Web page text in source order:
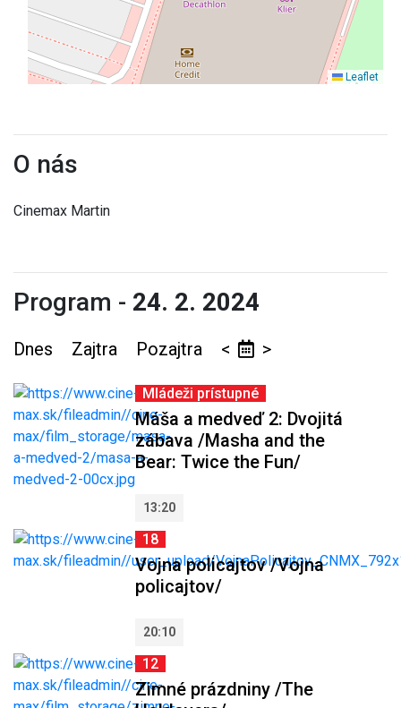
Leaflet
O nás
Cinemax Martin
Program - 24. 2. 2024
Dnes Zajtra Pozajtra < >
Mládeži prístupné
Máša a medveď 2: Dvojitá
zábava /Masha and the
Bear: Twice the Fun/
13:20
18
Vojna policajtov /Vojna
policajtov/
20:10
12
Zimné prázdniny /The